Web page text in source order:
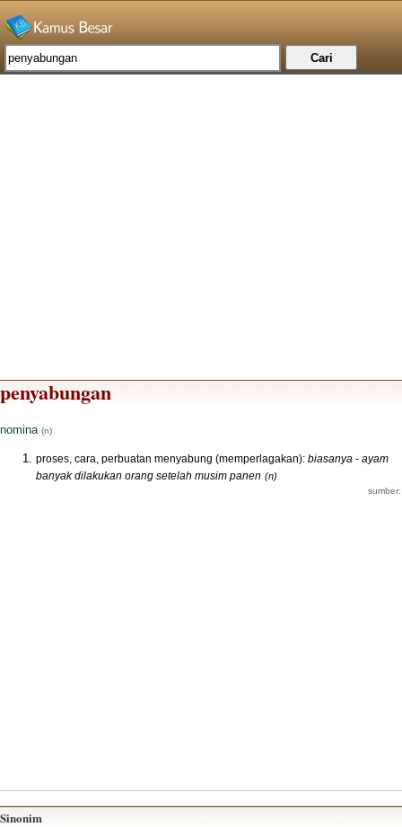
penyabungan
nomina (n)
proses, cara, perbuatan menyabung (memperlagakan): biasanya - ayam
banyak dilakukan orang setelah musim panen (n)
Sinonim